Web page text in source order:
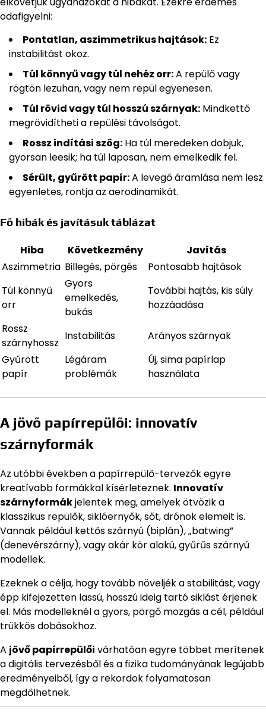
odafigyelni:
Pontatlan, aszimmetrikus hajtások: Ez
instabilitást okoz.
Túl könnyű vagy túl nehéz orr:A repülő vagy
rögtön lezuhan, vagy nem repül egyenesen.
Túl rövid vagy túl hosszú szárnyak: Mindkettő
megrövidítheti a repülési távolságot.
Rossz indítási szög: Ha túl meredeken dobjuk,
gyorsan leesik; ha túl laposan, nem emelkedik fel.
Sérült, gyűrött papír:A levegő áramlása nem lesz
egyenletes, rontja az aerodinamikát.
Fő hibák és javításuk táblázat
Hiba Következmény
Javítás
Aszimmetria Billegés, pörgés
Pontosabb hajtások
Túl könnyű
orr
Gyors
emelkedés,
bukás
További hajtás, kis súly
hozzáadása
Rossz
szárnyhossz
Instabilitás
Arányos szárnyak
Gyűrött
papír
Légáram
problémák
Új, sima papírlap
használata
A jövő papírrepülői: innovatív
szárnyformák
Az utóbbi években a papírrepülő-tervezők egyre
kreatívabb formákkal kísérleteznek. Innovatív
szárnyformákjelentek meg, amelyek ötvözik a
klasszikus repülők, siklóernyők, sőt, drónok elemeit is.
Vannak például kettős szárnyú (biplán), „batwing”
(denevérszárny), vagy akár kör alakú, gyűrűs szárnyú
modellek.
Ezeknek a célja, hogy tovább növeljék a stabilitást, vagy
épp kifejezetten lassú, hosszú ideig tartó siklást érjenek
el. Más modelleknél a gyors, pörgő mozgás a cél, például
trükkös dobásokhoz.
A jövő papírrepülői várhatóan egyre többet merítenek
a digitális tervezésből és a fizika tudományának legújabb
eredményeiből, így a rekordok folyamatosan
megdőlhetnek.